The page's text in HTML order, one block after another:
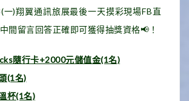
)翔翼通訊旅展最後一天摸彩現場FB直
間留言回答正確即可獲得抽獎資格📢！
隨行卡+2000元儲值金(1名)
(1名)
杯(1名)